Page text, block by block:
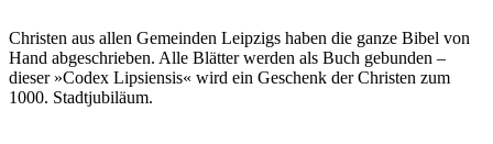
Christen aus allen Gemeinden Leipzigs haben die ganze Bibel von
Hand abgeschrieben. Alle Blätter werden als Buch gebunden –
dieser »Codex Lipsiensis« wird ein Geschenk der Christen zum
1000. Stadtjubiläum.